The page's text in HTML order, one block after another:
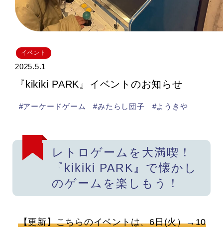
イベント
2025.5.1
『kikiki PARK』イベントのお知らせ
#アーケードゲーム #みたらし団子 #ようきや
レトロゲームを大満喫！
『kikiki PARK』で懐かし
のゲームを楽しもう！
【更新】こちらのイベントは、6日(火）→10